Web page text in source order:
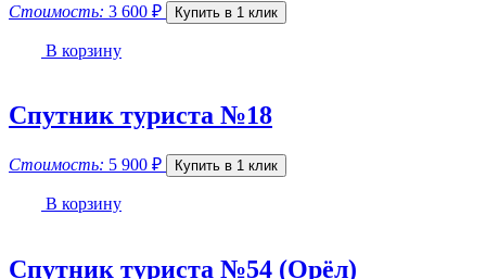
Стоимость: 3 600 ₽ Купить в 1 клик
В корзину
Спутник туриста №18
Стоимость: 5 900 ₽ Купить в 1 клик
В корзину
Спутник туриста №54 (Орёл)